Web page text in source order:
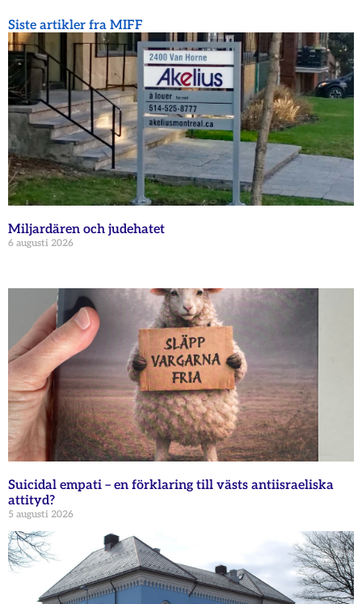
Siste artikler fra MIFF
Miljardären och judehatet
6 augusti 2026
Suicidal empati – en förklaring till västs antiisraeliska
attityd?
5 augusti 2026